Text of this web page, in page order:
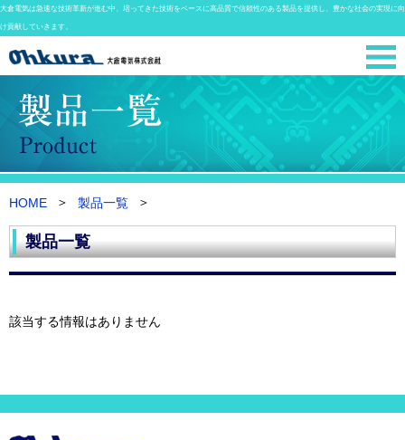
大倉電気は急速な技術革新が進む中、培ってきた技術をベースに高品質で信頼性のある製品を提供し、豊かな社会の実現に向
け貢献していきます。
HOME 製品一覧
製品一覧
該当する情報はありません